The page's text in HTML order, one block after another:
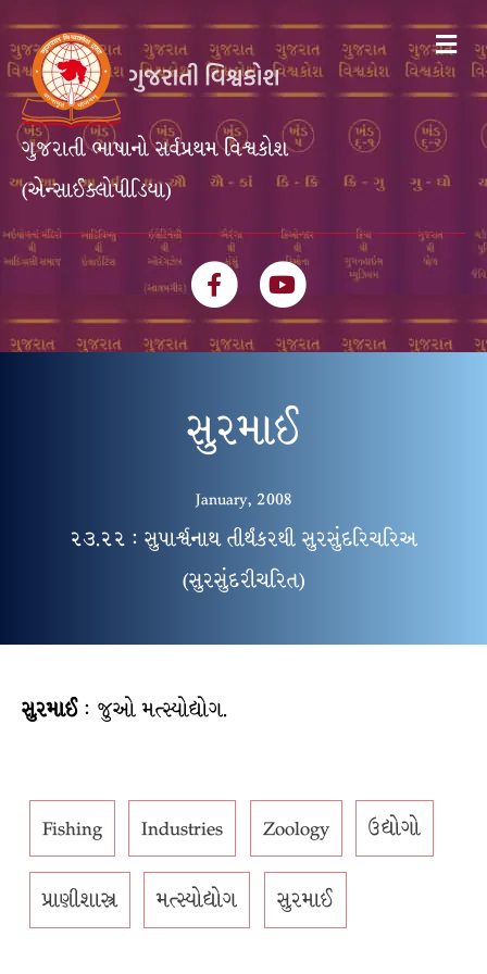
ગુજરાતી ભાષાનો સર્વપ્રથમ વિશ્વકોશ
(એન્સાઈક્લોપીડિયા)
FacebookYoutube
સુરમાઈ
January, 2008
૨૩.૨૨ : સુપાર્શ્ર્વનાથ તીર્થંકરથી સુરસુંદરિચરિઅ
(સુરસુંદરીચરિત)
સુરમાઈ : જુઓ મત્સ્યોદ્યોગ.
Fishing Industries Zoology ઉદ્યોગો
પ્રાણીશાસ્ત્ર મત્સ્યોદ્યોગ સુરમાઈ